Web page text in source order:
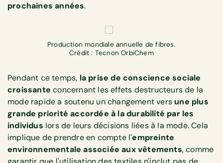
prochaines années.
Production mondiale annuelle de fibres.
Crédit : Tecnon OrbiChem
Pendant ce temps, la prise de conscience sociale
croissante concernant les effets destructeurs de la
mode rapide a soutenu un changement vers une plus
grande priorité accordée à la durabilité par les
individus lors de leurs décisions liées à la mode. Cela
implique de prendre en compte l'empreinte
environnementale associée aux vêtements, comme